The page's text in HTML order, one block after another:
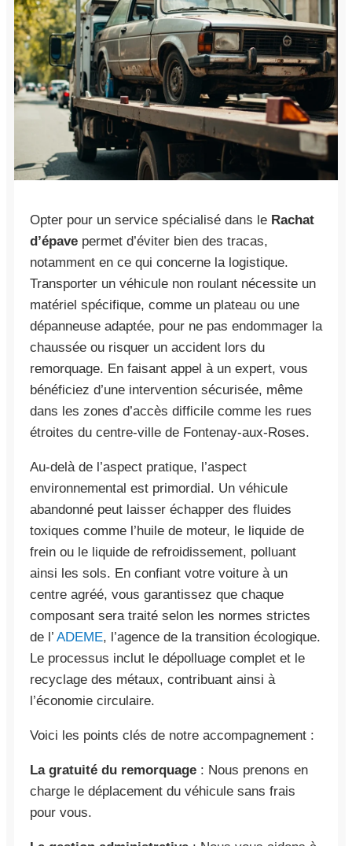
Opter pour un service spécialisé dans le Rachat
d’épave permet d’éviter bien des tracas,
notamment en ce qui concerne la logistique.
Transporter un véhicule non roulant nécessite un
matériel spécifique, comme un plateau ou une
dépanneuse adaptée, pour ne pas endommager la
chaussée ou risquer un accident lors du
remorquage. En faisant appel à un expert, vous
bénéficiez d’une intervention sécurisée, même
dans les zones d’accès difficile comme les rues
étroites du centre-ville de Fontenay-aux-Roses.
Au-delà de l’aspect pratique, l’aspect
environnemental est primordial. Un véhicule
abandonné peut laisser échapper des fluides
toxiques comme l’huile de moteur, le liquide de
frein ou le liquide de refroidissement, polluant
ainsi les sols. En confiant votre voiture à un
centre agréé, vous garantissez que chaque
composant sera traité selon les normes strictes
de l’ ADEME, l’agence de la transition écologique.
Le processus inclut le dépolluage complet et le
recyclage des métaux, contribuant ainsi à
l’économie circulaire.
Voici les points clés de notre accompagnement :
La gratuité du remorquage : Nous prenons en
charge le déplacement du véhicule sans frais
pour vous.